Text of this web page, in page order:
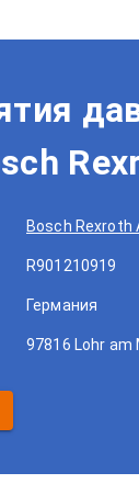
Bosch Rexroth
R901210919
Германия
97816 Lohr am